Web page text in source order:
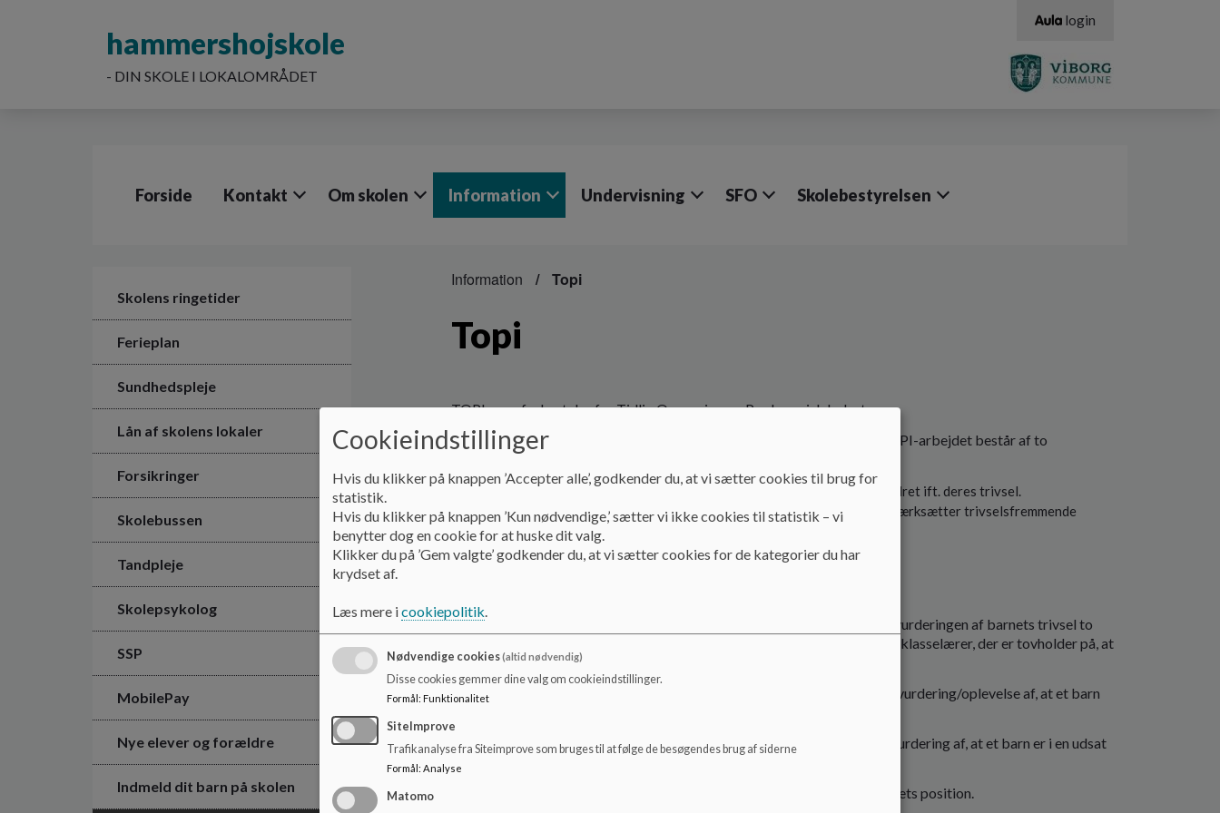
hammershojskole
- DIN SKOLE I LOKALOMRÅDET
login
Forside Kontakt Om skolen Information Undervisning SFO Skolebestyrelsen
Skolens ringetider
Ferieplan
Sundhedspleje
Lån af skolens lokaler
Forsikringer
Skolebussen
Tandpleje
Skolepsykolog
SSP
MobilePay
Nye elever og forældre
Indmeld dit barn på skolen
Information Topi
Topi
TOPI er en forkortelse for Tidlig Opsporing og Pædagogisk Indsats
Alle kommunale institutioner i Viborg Kommune arbejder med TOPI. TOPI-arbejdet består af to
delelementer.
En vurderingsfase hvor fagpersonalet vurderer, hvilke børn der er udfordret ift. deres trivsel.
En handlingsfase hvor fagpersonalet på et TOPI-møde planlægger og iværksætter trivselsfremmende
initiativer for børn i mistrivsel
Alle børn sættes i grøn, gul eller rød position i forhold til fagpersonalets vurderingen af barnets trivsel to
gange pr. år. Den 15/10 samt d. 1/3. På Hammershøj Skole er det barnets klasselærer, der er tovholder på, at
alle børn er indplaceret inden TOPI-deadline.
Rød position:
Et barn sættes i rød position, når der er en fagprofessionel vurdering/oplevelse af, at et barn
Gul position:Et barn sættes i gul position, når der er en fagprofessionel vurdering af, at et barn er i en udsat
Barnets forældre vil altid blive informeret, hvis der sker ændringer i barnets position.
Cookieindstillinger
Hvis du klikker på knappen ’Accepter alle’, godkender du, at vi sætter cookies til brug for
statistik.
Hvis du klikker på knappen ’Kun nødvendige,’ sætter vi ikke cookies til statistik – vi
benytter dog en cookie for at huske dit valg.
Klikker du på ’Gem valgte’ godkender du, at vi sætter cookies for de kategorier du har
krydset af.
Læs mere icookiepolitik.
Nødvendige cookies(altid nødvendig)
Disse cookies gemmer dine valg om cookieindstillinger.
Formål : Funktionalitet
SiteImprove
Trafikanalyse fra Siteimprove som bruges til at følge de besøgendes brug af siderne
Formål : Analyse
Matomo